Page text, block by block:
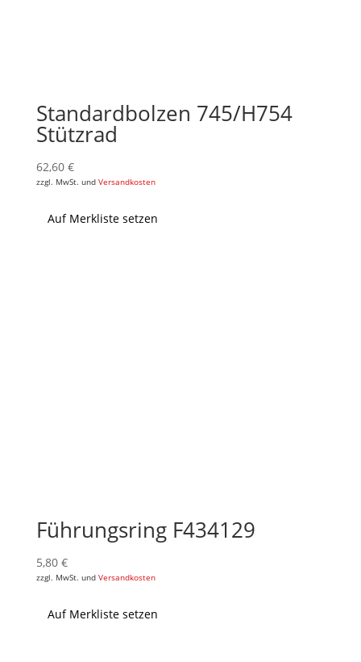
Standardbolzen 745/H754
Stützrad
62,60 €
zzgl. MwSt. und Versandkosten
Auf Merkliste setzen
Führungsring F434129
5,80 €
zzgl. MwSt. und Versandkosten
Auf Merkliste setzen